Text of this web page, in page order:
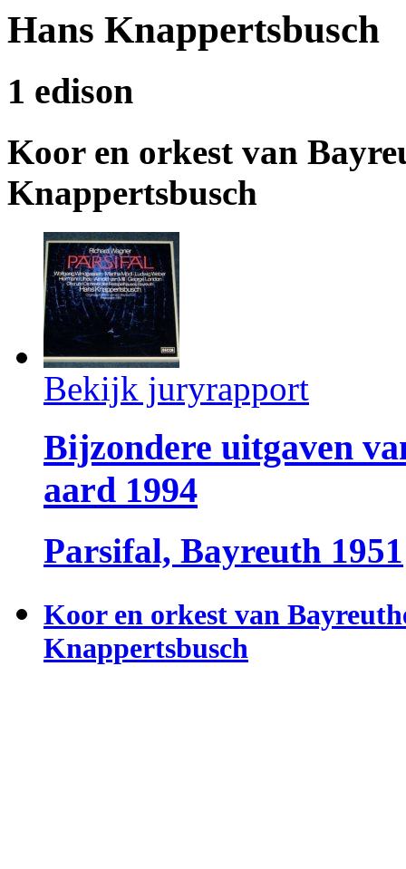
Hans Knappertsbusch
1 edison
Koor en orkest van
Knappertsbusch
Bekijk juryrapport
Bijzondere uitgaven
aard 1994
Parsifal, Bayreuth 1951
Koor en orkest van
Knappertsbusch